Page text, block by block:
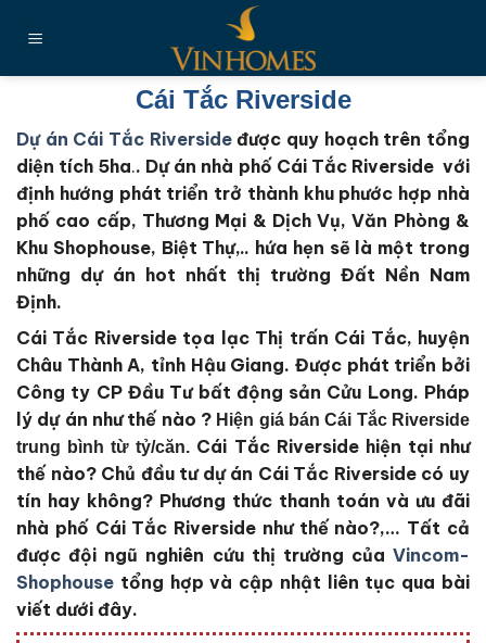
đến
Cái Tắc Riverside
Dự án Cái Tắc Riversideđược quy hoạch trên tổng
diện tích 5ha.. Dự án nhà phố Cái Tắc Riverside với
định hướng phát triển trở thành khu phước hợp nhà
phố cao cấp, Thương Mại & Dịch Vụ, Văn Phòng &
Khu Shophouse, Biệt Thự,.. hứa hẹn sẽ là một trong
những dự án hot nhất thị trường Đất Nền Nam
Định.
Cái Tắc Riverside tọa lạc Thị trấn Cái Tắc, huyện
Châu Thành A, tỉnh Hậu Giang. Được phát triển bởi
Công ty CP Đầu Tư bất động sản Cửu Long. Pháp
lý dự án như thế nào ? Hiện giá bán Cái Tắc Riverside
trung bình từ tỷ/căn. Cái Tắc Riverside hiện tại như
thế nào? Chủ đầu tư dự án Cái Tắc Riverside có uy
tín hay không? Phương thức thanh toán và ưu đãi
nhà phố Cái Tắc Riverside như thế nào?,… Tất cả
được đội ngũ nghiên cứu thị trường của Vincom-
Shophouse tổng hợp và cập nhật liên tục qua bài
viết dưới đây.